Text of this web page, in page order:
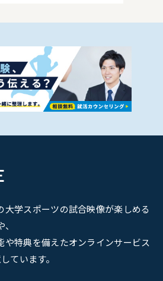
大学スポーツの試合映像が楽しめる
や特典を備えたオンラインサービス
ています。